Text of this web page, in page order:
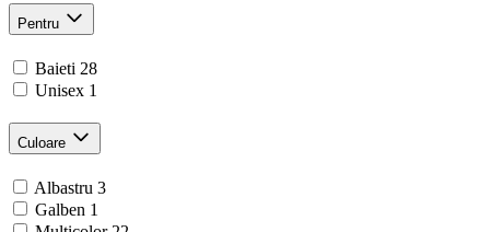
Pentru
Baieti 28
Unisex 1
Culoare
Albastru 3
Galben 1